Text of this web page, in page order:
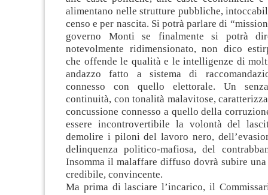
alimentano nelle strutture pubbliche,
censo e per nascita. Si potrà parlare di
governo Monti se finalmente si potrà
notevolmente ridimensionato, non dico
che offende le qualità e le intelligenze di
andazzo fatto a sistema di
connesso con quello elettorale. Un
continuità, con tonalità malavitose,
concussione connesso a quello della
essere incontrovertibile la volontà del
demolire i piloni del lavoro nero,
delinquenza politico-mafiosa, del
Insomma il malaffare diffuso dovrà subire una
credibile, convincente.
Ma prima di lasciare l’incarico, il